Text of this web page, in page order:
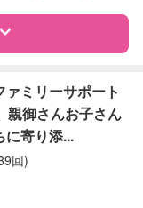
相談
内閣府補助対象)
シッター
ァミリーサポート
親御さんお子さん
に寄り添...
回)